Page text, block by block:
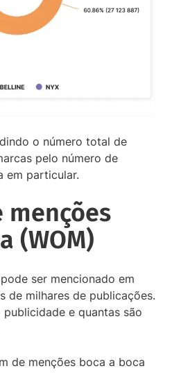
o número total de
pelo número de
em particular.
menções
(WOM)
ser mencionado em
de milhares de publicações.
publicidade e quantas são
de menções boca a boca